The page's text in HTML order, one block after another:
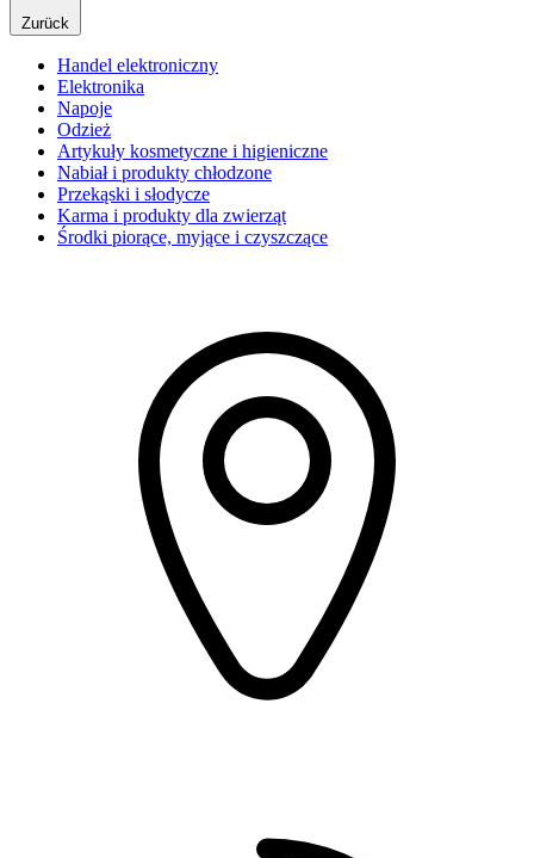
Zurück
Handel elektroniczny
Elektronika
Napoje
Odzież
Artykuły kosmetyczne i higieniczne
Nabiał i produkty chłodzone
Przekąski i słodycze
Karma i produkty dla zwierząt
Środki piorące, myjące i czyszczące